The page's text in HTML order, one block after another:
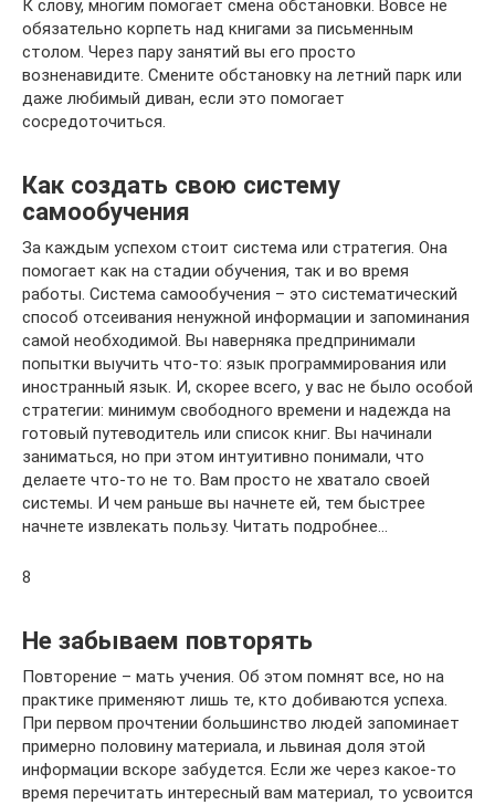
К слову, многим помогает смена обстановки. Вовсе не
обязательно корпеть над книгами за письменным
столом. Через пару занятий вы его просто
возненавидите. Смените обстановку на летний парк или
даже любимый диван, если это помогает
сосредоточиться.
Как создать свою систему
самообучения
За каждым успехом стоит система или стратегия. Она
помогает как на стадии обучения, так и во время
работы. Система самообучения – это систематический
способ отсеивания ненужной информации и запоминания
самой необходимой. Вы наверняка предпринимали
попытки выучить что-то: язык программирования или
иностранный язык. И, скорее всего, у вас не было особой
стратегии: минимум свободного времени и надежда на
готовый путеводитель или список книг. Вы начинали
заниматься, но при этом интуитивно понимали, что
делаете что-то не то. Вам просто не хватало своей
системы. И чем раньше вы начнете ей, тем быстрее
начнете извлекать пользу. Читать подробнее…
8
Не забываем повторять
Повторение – мать учения. Об этом помнят все, но на
практике применяют лишь те, кто добиваются успеха.
При первом прочтении большинство людей запоминает
примерно половину материала, и львиная доля этой
информации вскоре забудется. Если же через какое-то
время перечитать интересный вам материал, то усвоится